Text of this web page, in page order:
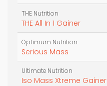
THE Nutrition
THE All In 1 Gainer
Optimum Nutrition
Serious Mass
Ultimate Nutrition
Iso Mass Xtreme Gainer